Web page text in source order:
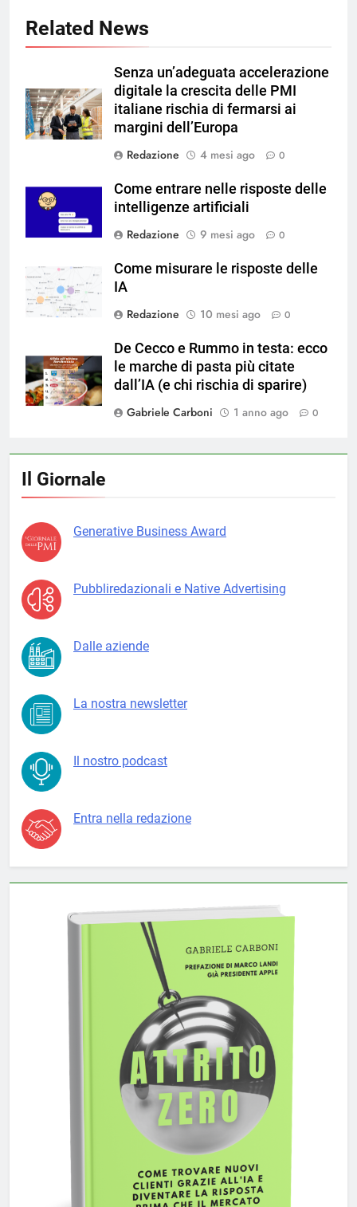
Related News
Senza un’adeguata accelerazione
digitale la crescita delle PMI
italiane rischia di fermarsi ai
margini dell’Europa
Redazione
4 mesi ago 0
Come entrare nelle risposte delle
intelligenze artificiali
Redazione
9 mesi ago 0
Come misurare le risposte delle
IA
Redazione
10 mesi ago 0
De Cecco e Rummo in testa: ecco
le marche di pasta più citate
dall’IA (e chi rischia di sparire)
Gabriele Carboni
1 anno ago 0
Il Giornale
Generative Business Award
Pubbliredazionali e Native Advertising
Dalle aziende
La nostra newsletter
Il nostro podcast
Entra nella redazione